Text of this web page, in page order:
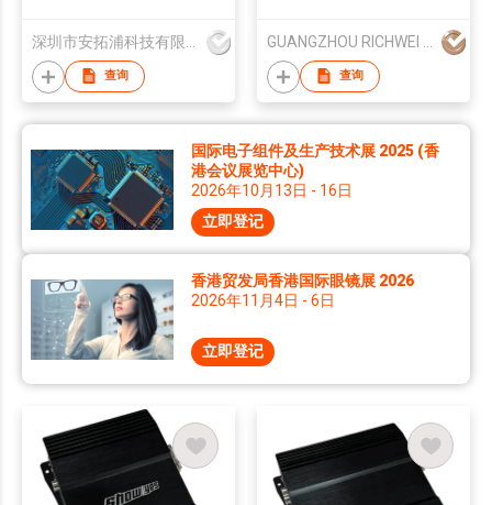
查询 查询
国际电子组件及生产技术展 2025 (香
港会议展览中心)
2026年10月13日 - 16日
立即登记
香港贸发局香港国际眼镜展 2026
2026年11月4日 - 6日
立即登记